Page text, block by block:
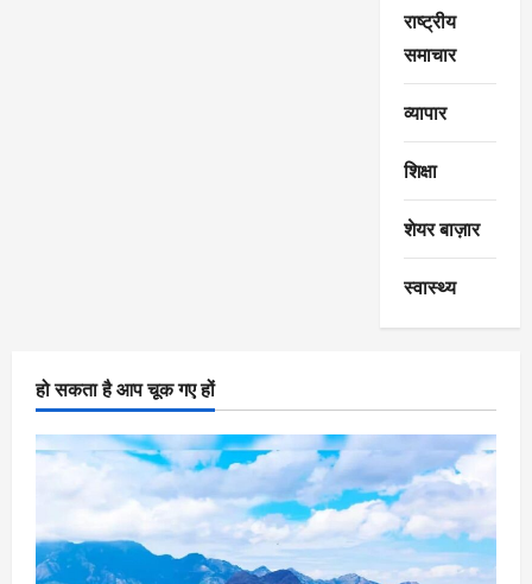
राष्ट्रीय
समाचार
व्यापार
शिक्षा
शेयर बाज़ार
स्वास्थ्य
हो सकता है आप चूक गए हों